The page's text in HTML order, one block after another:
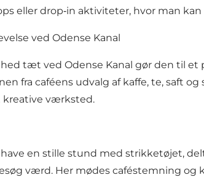
eller drop‑in aktiviteter, hvor man
ved Odense Kanal
tæt ved Odense Kanal gør den til
fra caféens udvalg af kaffe, te, saft
kreative værksted.
en stille stund med strikketøjet,
værd. Her mødes caféstemning